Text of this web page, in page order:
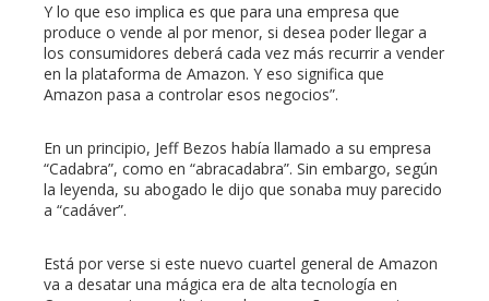
Y lo que eso implica es que para una empresa que
produce o vende al por menor, si desea poder llegar a
los consumidores deberá cada vez más recurrir a vender
en la plataforma de Amazon. Y eso significa que
Amazon pasa a controlar esos negocios”.
En un principio, Jeff Bezos había llamado a su empresa
“Cadabra”, como en “abracadabra”. Sin embargo, según
la leyenda, su abogado le dijo que sonaba muy parecido
a “cadáver”.
Está por verse si este nuevo cuartel general de Amazon
va a desatar una mágica era de alta tecnología en